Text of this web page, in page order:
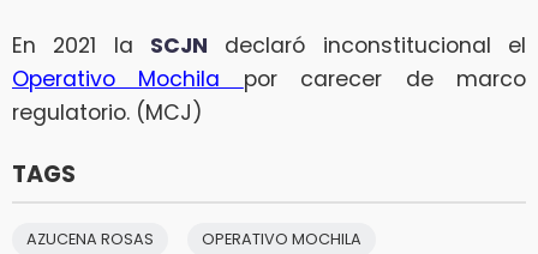
En 2021 la SCJN declaró inconstitucional el
Operativo Mochila por carecer de marco
regulatorio. (MCJ)
TAGS
AZUCENA ROSAS OPERATIVO MOCHILA